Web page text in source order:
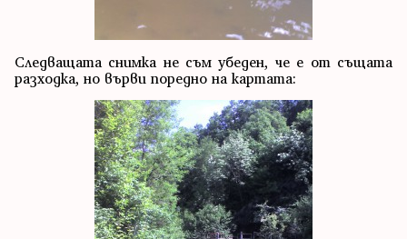
Следващата снимка не съм убеден, че е от същата
разходка, но върви поредно на картата: